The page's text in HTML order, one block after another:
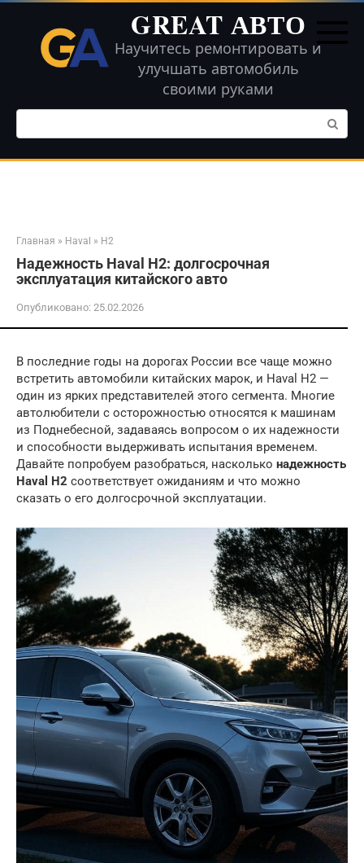
Перейти
контенту
GREAT АВТО
Научитесь ремонтировать и
улучшать автомобиль
своими руками
Поиск:
Главная » Haval » H2
Надежность Haval H2: долгосрочная
эксплуатация китайского авто
Опубликовано: 25.02.2026
В последние годы на дорогах России все чаще можно
встретить автомобили китайских марок, и Haval H2 —
один из ярких представителей этого сегмента. Многие
автолюбители с осторожностью относятся к машинам
из Поднебесной, задаваясь вопросом о их надежности
и способности выдерживать испытания временем.
Давайте попробуем разобраться, насколько надежность
Haval H2 соответствует ожиданиям и что можно
сказать о его долгосрочной эксплуатации.